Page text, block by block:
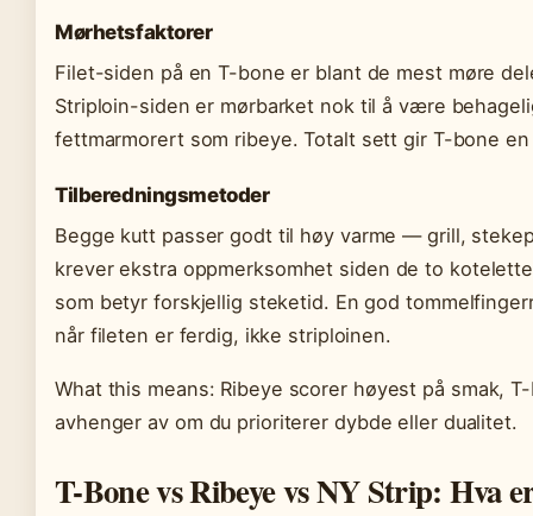
Mørhetsfaktorer
Filet-siden på en T-bone er blant de mest møre
Striploin-siden er mørbarket nok til å være
fettmarmorert som ribeye. Totalt sett gir T-bone
Tilberedningsmetoder
Begge kutt passer godt til høy varme — grill,
krever ekstra oppmerksomhet siden de to
som betyr forskjellig steketid. En god
når fileten er ferdig, ikke striploinen.
What this means: Ribeye scorer høyest på smak,
avhenger av om du prioriterer dybde eller dualitet.
T-Bone vs Ribeye vs NY Strip: Hva